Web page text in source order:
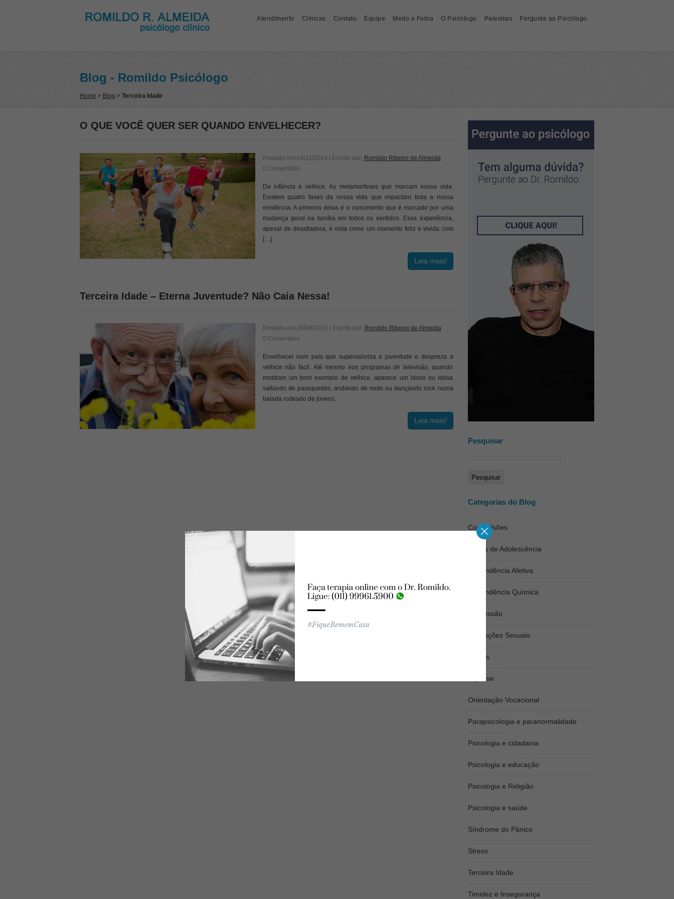
Atendimento Clínicas Contato Equipe Medo e Fobia O Psicólogo Palestras Pergunte ao Psicólogo
Blog - Romildo Psicólogo
Home > Blog > Terceira Idade
O QUE VOCÊ QUER SER QUANDO ENVELHECER?
Postado em 04/11/2024 | Escrito por: Romildo Ribeiro de Almeida
0 Comentário
Da infância à velhice. As metamorfoses que marcam nossa vida.
Existem quatro fases da nossa vida que impactam toda a nossa
existência. A primeira delas é o nascimento que é marcado por uma
mudança geral na família em todos os sentidos. Essa experiência,
apesar de desafiadora, é vista como um momento feliz e vivida com
[…]
Leia mais!
Terceira Idade – Eterna Juventude? Não Caia Nessa!
Postado em 20/08/2013 | Escrito por: Romildo Ribeiro de Almeida
0 Comentário
Envelhecer num país que supervaloriza a juventude e despreza a
velhice não fácil. Até mesmo nos programas de televisão, quando
mostram um bom exemplo de velhice, aparece um idoso ou idosa
saltando de paraquedas, andando de moto ou dançando rock numa
balada rodeado de jovens.
Leia mais!
Pesquisar
Categorias do Blog
Compulsões
Crises de Adolescência
Dependência Afetiva
Dependência Química
Depressão
Disfunções Sexuais
Fobias
Hipnose
Orientação Vocacional
Parapsicologia e paranormalidade
Psicologia e cidadania
Psicologia e educação
Psicologia e Religião
Psicologia e saúde
Síndrome do Pânico
Stress
Terceira Idade
Timidez e Insegurança